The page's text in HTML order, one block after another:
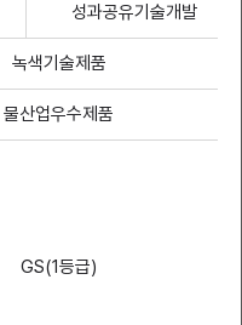
성과공유기술개발
녹색기술제품
물산업우수제품
GS(1등급)